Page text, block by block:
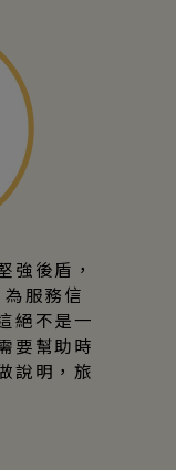
強後盾，
服務信
絕不是一
要幫助時
說明，旅